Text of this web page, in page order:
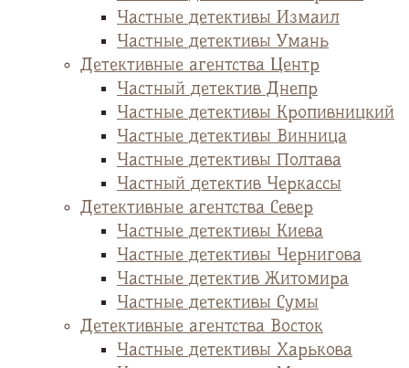
Частные детективы Измаил
Частные детективы Умань
Детективные агентства Центр
Частный детектив Днепр
Частные детективы Кропивницкий
Частные детективы Винница
Частные детективы Полтава
Частный детектив Черкассы
Детективные агентства Север
Частные детективы Киева
Частные детективы Чернигова
Частные детектив Житомира
Частные детективы Сумы
Детективные агентства Восток
Частные детективы Харькова